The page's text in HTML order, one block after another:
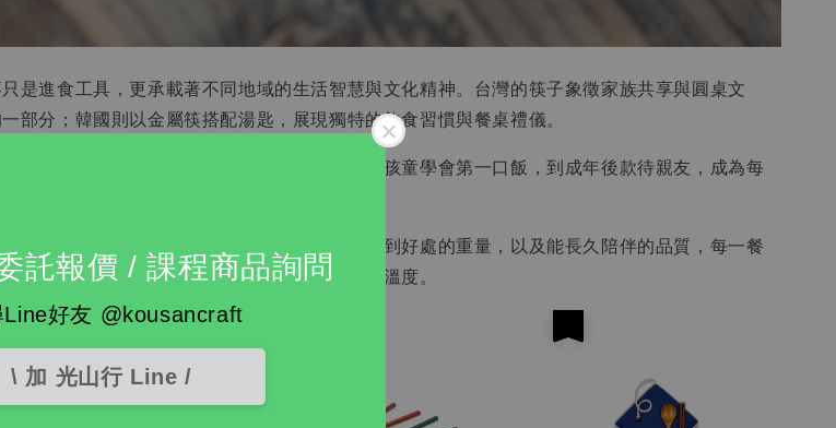
託報價 / 課程商品詢問
Line好友 @kousancraft
\ 加 光山行 Line /
進食工具，更承載著不同地域的生活智慧與文化精神。台灣的筷子象徵家族共享與圓桌文
分；韓國則以金屬筷搭配湯匙，展現獨特的飲食習慣與餐桌禮儀。
，以及世代相傳的手感與禮節。它陪伴人們從孩童學會第一口飯，到成年後款待親友，成為每
對生活的感受。當器物擁有溫潤的觸感、恰到好處的重量，以及能長久陪伴的品質，每一餐
平凡的每一天，也多了一分值得細細品味的溫度。